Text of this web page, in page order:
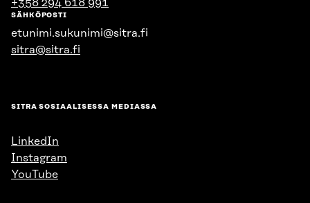
+358 294 618 991
SÄHKÖPOSTI
etunimi.sukunimi@sitra.fi
sitra@sitra.fi
SITRA SOSIAALISESSA MEDIASSA
LinkedIn
Instagram
YouTube